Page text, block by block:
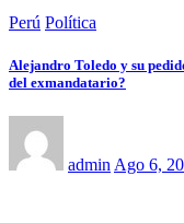
Perú Política
Alejandro Toledo y su
del exmandatario?
adminAgo 6,